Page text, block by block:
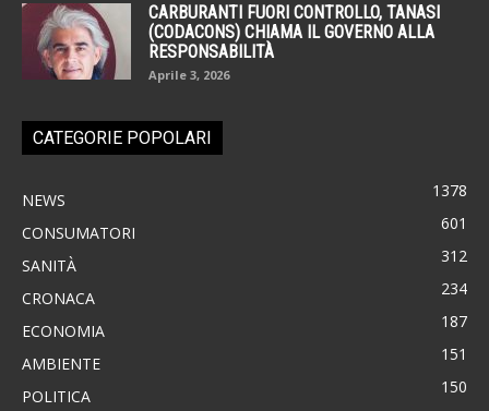
CARBURANTI FUORI CONTROLLO, TANASI
(CODACONS) CHIAMA IL GOVERNO ALLA
RESPONSABILITÀ
Aprile 3, 2026
CATEGORIE POPOLARI
NEWS 1378
CONSUMATORI 601
SANITÀ 312
CRONACA 234
ECONOMIA 187
AMBIENTE 151
POLITICA
150